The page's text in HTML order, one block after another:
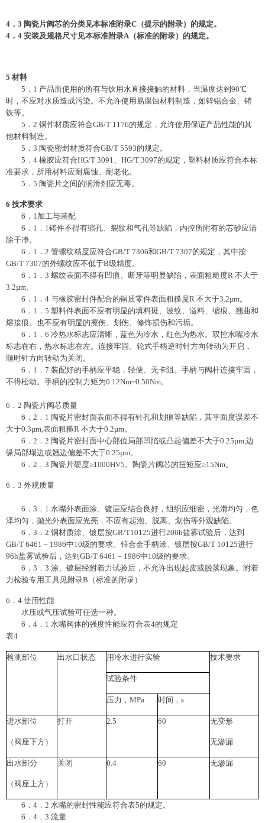
4．3 陶瓷片阀芯的分类见本标准附录C（提示的附录）的规定。
4．4 安装及规格尺寸见本标准附录A（标准的附录）的规定。
5 材料
5．1 产品所使用的所有与饮用水直接接触的材料，当温度达到90℃
时，不应对水质造成污染。不允许使用易腐蚀材料制造，如锌铝合金、铸
铁等。
5．2 铜件材质应符合GB/T 1176的规定，允许使用保证产品性能的其
他材料制造。
5．3 陶瓷密封材质符合GB/T 5593的规定。
5．4 橡胶应符合HG/T 3091、HG/T 3097的规定，塑料材质应符合本标
准要求，所用材料应耐腐蚀、耐老化。
5．5 陶瓷片之间的润滑剂应无毒。
6 技术要求
6．1加工与装配
6．1．1铸件不得有缩孔、裂纹和气孔等缺陷，内控所附有的芯砂应清
除干净。
6．1．2 管螺纹精度应符合GB/T 7306和GB/T 7307的规定，其中按
GB/T 7307的外螺纹应不低于B级精度。
6．1．3 螺纹表面不得有凹痕、断牙等明显缺陷，表面粗糙度R 不大于
3.2µm。
6．1．4 与橡胶密封件配合的铜质零件表面粗糙度R 不大于3.2µm。
6．1．5 塑料件表面不应有明显的填料斑、波纹、溢料、缩痕、翘曲和
熔接痕。也不应有明显的擦伤、划伤、修饰损伤和污垢。
6．1．6 冷热水标志应清晰，蓝色为冷水，红色为热水。双控水嘴冷水
标志在右，热水标志在左。连接牢固。轮式手柄逆时针方向转动为开启，
顺时针方向转动为关闭。
6．1．7 装配好的手柄应平稳，轻便、无卡阻。手柄与阀杆连接牢固，
不得松动。手柄的控制力矩为0.12Nm~0.50Nm。
6．2 陶瓷片阀芯质量
6．2．1 陶瓷片密封面表面不得有针孔和划痕等缺陷，其平面度误差不
大于0.3µm,表面粗糙R 不大于0.2µm。
6．2．2 陶瓷片密封面中心部位局部凹陷或凸起偏差不大于0.25µm,边
缘局部塌边或翘边偏差不大于0.25µm。
6．2．3 陶瓷片硬度≥1000HV5。陶瓷片阀芯的扭矩应≥15Nm。
6．3 外观质量
6．3．1 水嘴外表面涂、镀层应结合良好，组织应细密，光滑均匀，色
泽均匀，抛光外表面应光亮，不应有起泡、脱离、划伤等外观缺陷。
6．3．2 铜材质涂、镀层按GB/T10125进行200h盐雾试验后，达到
GB/T 6461－1986中10级的要求。锌合金手柄涂、镀层按GB/T 10125进行
96h盐雾试验后，达到GB/T 6461－1986中10级的要求。
6．3．3 涂、镀层经附着力试验后，不允许出现起皮或脱落现象。附着
力检验专用工具见附录B（标准的附录）
6．4 使用性能
水压或气压试验可任选一种。
6．4．1 水嘴阀体的强度性能应符合表4的规定
表4
检测部位 出水口状态 用冷水进行实验 技术要求
试验条件
压力，MPa 时间，s
进水部位
（阀座下方）
打开 2.5 60 无变形
无渗漏
出水部分
（阀座上方）
关闭 0.4 60 无渗漏
6．4．2 水嘴的密封性能应符合表5的规定。
6．4．3 流量